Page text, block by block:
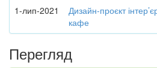
1-лип-2021
Дизайн-проєкт
кафе
Перегляд